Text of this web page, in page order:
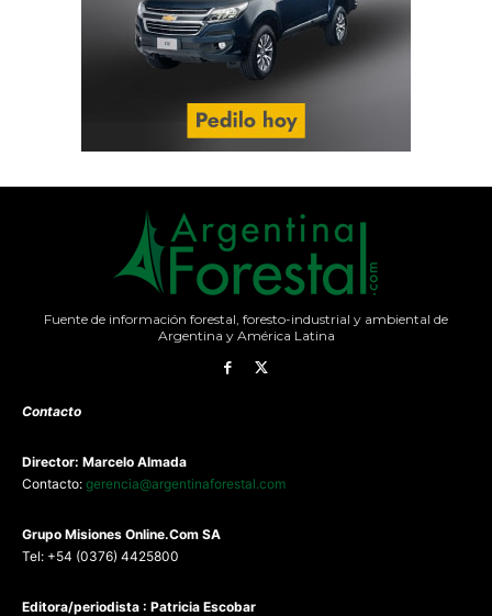
Fuente de información forestal, foresto-industrial y ambiental de
Argentina y América Latina
Contacto
Director: Marcelo Almada
Contacto: gerencia@argentinaforestal.com
Grupo Misiones Online.Com SA
Tel: +54 (0376) 4425800
Editora/periodista : Patricia Escobar